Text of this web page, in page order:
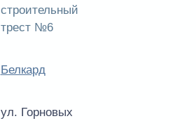
строительный
трест №6
Белкард
ул. Горновых